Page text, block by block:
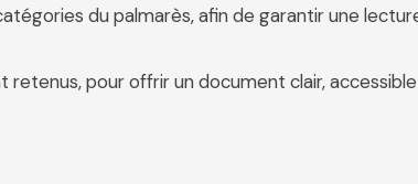
du palmarès, afin de garantir une
retenus, pour offrir un document clair,